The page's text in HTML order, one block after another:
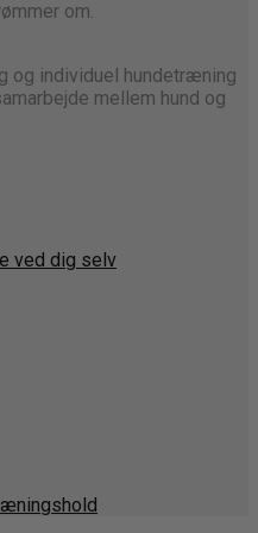
om.
og individuel hundetræning
mellem hund og
ved dig selv